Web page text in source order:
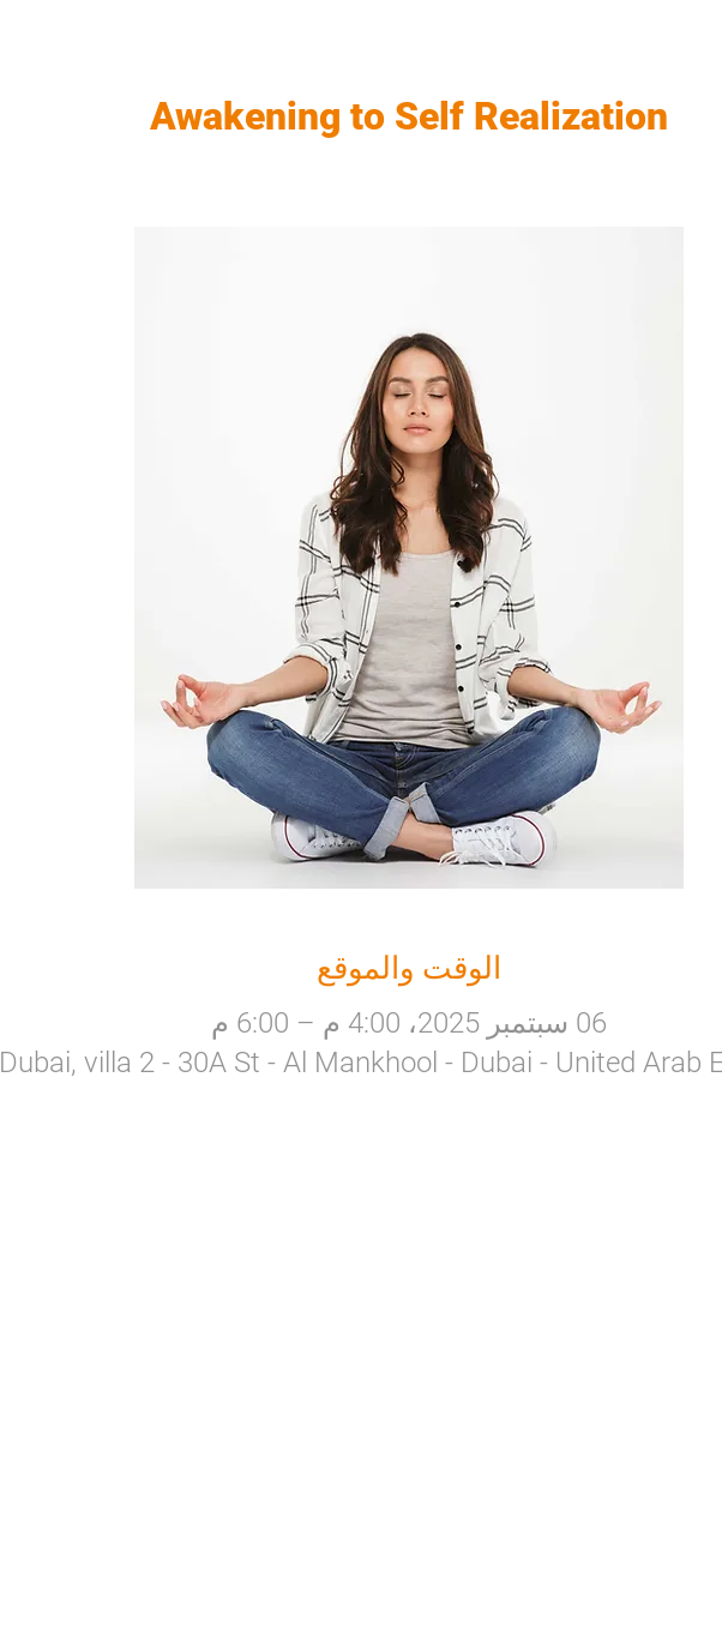
Awakening to Self Realization
الوقت والموقع
06 سبتمبر 2025، 4:00 م – 6:00 م
Dubai, villa 2 - 30A St - Al Mankhool - Dubai - United Arab